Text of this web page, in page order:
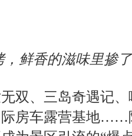
，鲜香的滋味里掺
、三岛奇遇记、
房车露营基地……